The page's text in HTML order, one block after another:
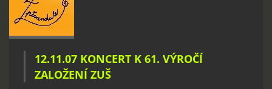
12.11.07 KONCERT K 61. VÝROČÍ
ZALOŽENÍ ZUŠ